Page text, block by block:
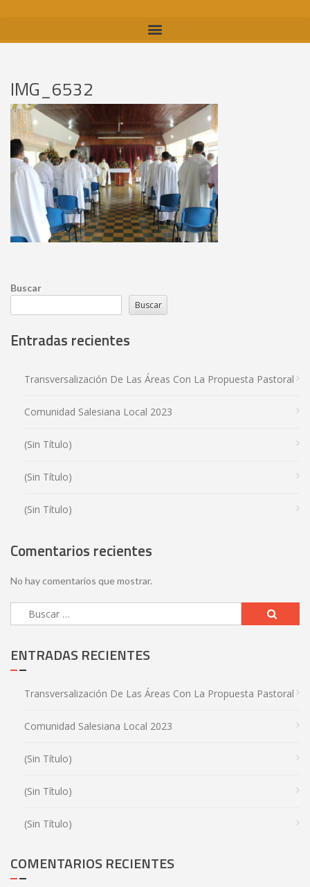
IMG_6532
Buscar
Buscar
Entradas recientes
Transversalización De Las Áreas Con La Propuesta Pastoral
Comunidad Salesiana Local 2023
(sin Título)
(sin Título)
(sin Título)
Comentarios recientes
No hay comentarios que mostrar.
ENTRADAS RECIENTES
Transversalización De Las Áreas Con La Propuesta Pastoral
Comunidad Salesiana Local 2023
(sin Título)
(sin Título)
(sin Título)
COMENTARIOS RECIENTES